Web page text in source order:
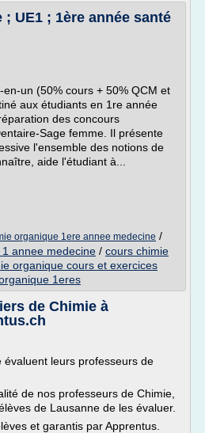
UE1 ; 1ère année santé
un (50% cours + 50% QCM et
aux étudiants en 1re année
des concours
Sage femme. Il présente
l'ensemble des notions de
aide l'étudiant à...
organique 1ere annee medecine /
annee medecine / cours chimie
organique cours et exercices
1eres
de Chimie à
évaluent leurs professeurs de
de nos professeurs de Chimie,
de Lausanne de les évaluer.
et garantis par Apprentus.